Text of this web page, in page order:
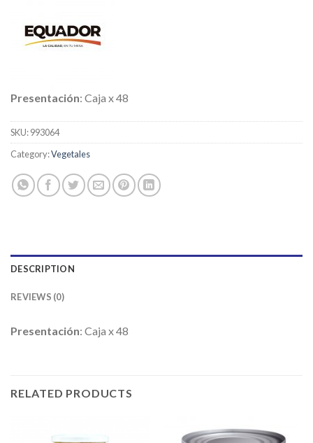
Presentación: Caja x 48
SKU:993064
Category:Vegetales
DESCRIPTION
REVIEWS (0)
Presentación: Caja x 48
RELATED PRODUCTS